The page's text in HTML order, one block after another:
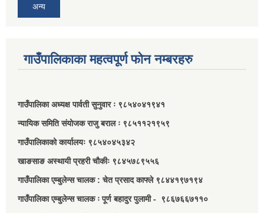
अन्य
गाउँपालिकाका महत्वपूर्ण फोन नम्बरहरु
गाउँपालिका अध्यक्ष पार्वती सुनुवार ः ९८५४०४१९४१
न्यायिक समिति संयोजक राजु बराल ः ९८५११२१९५९
गाउँपालिकाको कार्यालयः ९८५४०४५३४२
खाङसाङ अस्थायी प्रहरी चौकीः ९८४५७८९५५६
गाउँपालिका एम्बुलेन्स चालक : चेत प्रसाद काफ्ले ९८४४१९७१९४
गाउँपालिका एम्बुलेन्स चालक ः पूर्ण बहादुर पुलामी - ९८६७६६७११०